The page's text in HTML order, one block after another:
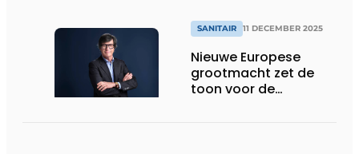
SANITAIR 11 DECEMBER 2025
Nieuwe Europese
grootmacht zet de
toon voor de